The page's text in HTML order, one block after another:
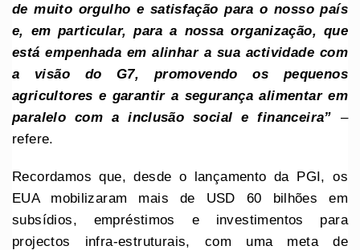
de muito orgulho e satisfação para o nosso país
e, em particular, para a nossa organização, que
está empenhada em alinhar a sua actividade com
a visão do G7, promovendo os pequenos
agricultores e garantir a segurança alimentar em
paralelo com a inclusão social e financeira” –
refere.
Recordamos que, desde o lançamento da PGI, os
EUA mobilizaram mais de USD 60 bilhões em
subsídios, empréstimos e investimentos para
projectos infra-estruturais, com uma meta de